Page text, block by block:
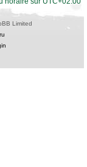
Limited